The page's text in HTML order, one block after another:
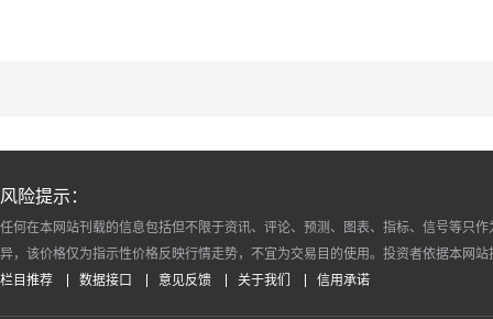
风险提示：
任何在本网站刊载的信息包括但不限于资讯、评论、预测、图表、指标、信号等只
异，该价格仅为指示性价格反映行情走势，不宜为交易目的使用。投资者依据本网
栏目推荐
数据接口 意见反馈 关于我们 信用承诺